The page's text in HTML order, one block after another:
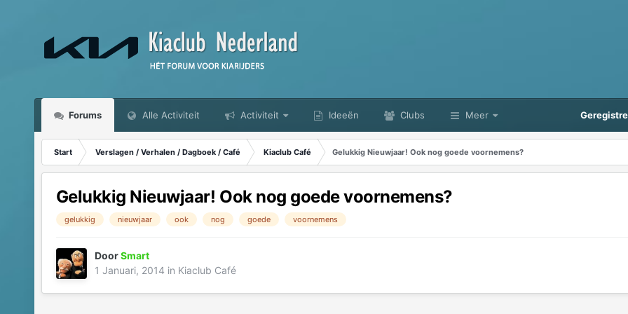
Forums Alle Activiteit Activiteit Ideeën Clubs Meer
Start Verslagen / Verhalen / Dagboek / Café Kiaclub Café Gelukkig Nieuwjaar! Ook nog goede voornemens?
Gelukkig Nieuwjaar! Ook nog goede voornemens?
gelukkig nieuwjaar ook nog goede voornemens
DoorSmart
1 Januari, 2014 in Kiaclub Café